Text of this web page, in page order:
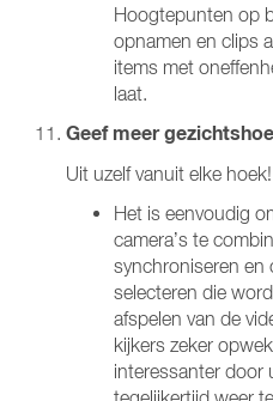
Hoogtepunten op
opnamen en clips
items met
laat.
Geef meer
Uit uzelf vanuit elke hoek!
Het is eenvoudig
camera’s te
synchroniseren en
selecteren die
afspelen van de
kijkers zeker
interessanter door